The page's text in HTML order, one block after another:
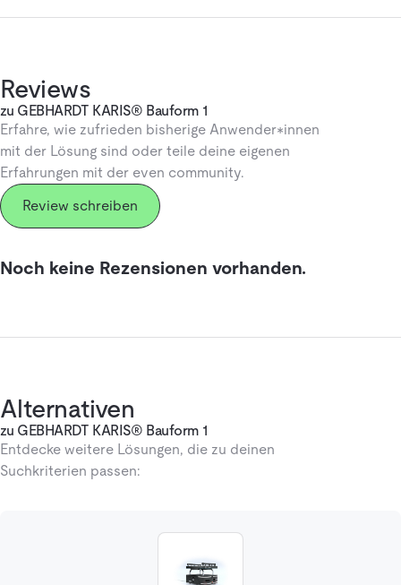
Reviews
zu GEBHARDT KARIS® Bauform 1
Erfahre, wie zufrieden bisherige Anwender*innen
mit der Lösung sind oder teile deine eigenen
Erfahrungen mit der even community.
Review schreiben
Noch keine Rezensionen vorhanden.
Alternativen
zu GEBHARDT KARIS® Bauform 1
Entdecke weitere Lösungen, die zu deinen
Suchkriterien passen: